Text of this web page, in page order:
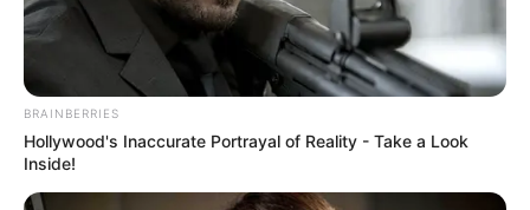
BRAINBERRIES
Hollywood's Inaccurate Portrayal of Reality - Take a Look
Inside!